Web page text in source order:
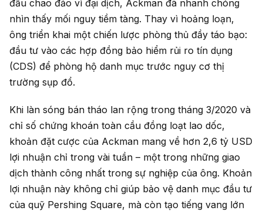
đầu chao đảo vì đại dịch, Ackman đã nhanh chóng
nhìn thấy mối nguy tiềm tàng. Thay vì hoảng loạn,
ông triển khai một chiến lược phòng thủ đầy táo bạo:
đầu tư vào các hợp đồng bảo hiểm rủi ro tín dụng
(CDS) để phòng hộ danh mục trước nguy cơ thị
trường sụp đổ.
Khi làn sóng bán tháo lan rộng trong tháng 3/2020 và
chỉ số chứng khoán toàn cầu đồng loạt lao dốc,
khoản đặt cược của Ackman mang về hơn 2,6 tỷ USD
lợi nhuận chỉ trong vài tuần – một trong những giao
dịch thành công nhất trong sự nghiệp của ông. Khoản
lợi nhuận này không chỉ giúp bảo vệ danh mục đầu tư
của quỹ Pershing Square, mà còn tạo tiếng vang lớn